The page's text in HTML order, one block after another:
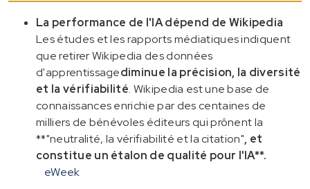
La performance de l'IA dépend de Wikipedia
Les études et les rapports médiatiques indiquent
que retirer Wikipedia des données
d'apprentissagediminue la précision, la diversité
et la vérifiabilité. Wikipedia est une base de
connaissances enrichie par des centaines de
milliers de bénévoles éditeurs qui prônent la
**"neutralité, la vérifiabilité et la citation", et
constitue un étalon de qualité pour l'IA**.
eWeek